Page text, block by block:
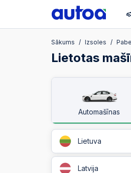
Sākums Izsoles
Lietotas
Automašīnas
Lietuva
Latvija